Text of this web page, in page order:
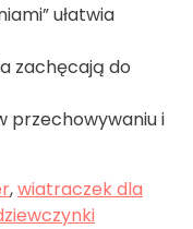
ułatwia
zachęcają do
przechowywaniu i
,wiatraczek dla